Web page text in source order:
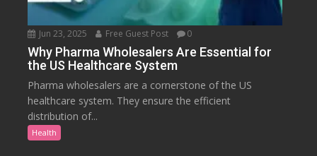
Jun 23, 2025 Free Guest Post 0
Why Pharma Wholesalers Are Essential for
the US Healthcare System
Pharma wholesalers are a cornerstone of the US
healthcare system. They ensure the efficient
distribution of...
Health